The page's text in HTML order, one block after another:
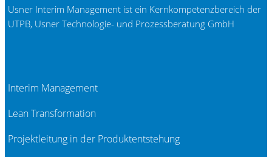
Usner Interim Management ist ein Kernkompetenzbereich der
UTPB, Usner Technologie- und Prozessberatung GmbH
Interim Management
Lean Transformation
Projektleitung in der Produktentstehung